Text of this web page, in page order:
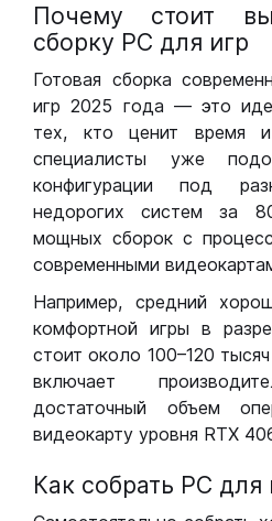
Почему стоит
сборку РС для игр
Готовая сборка
игр 2025 года — это
тех, кто ценит время
специалисты уже
конфигурации под
недорогих систем за
мощных сборок с
современными
Например, средний
комфортной игры в
стоит около 100–120
включает
достаточный объем
видеокарту уровня RTX
Как собрать РС для